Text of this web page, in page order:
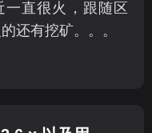
一直很火，跟随区
还有挖矿。。。